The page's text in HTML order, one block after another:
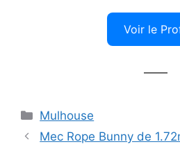
Voir le
——
Catégories
Mulhouse
Mec Rope Bunny de